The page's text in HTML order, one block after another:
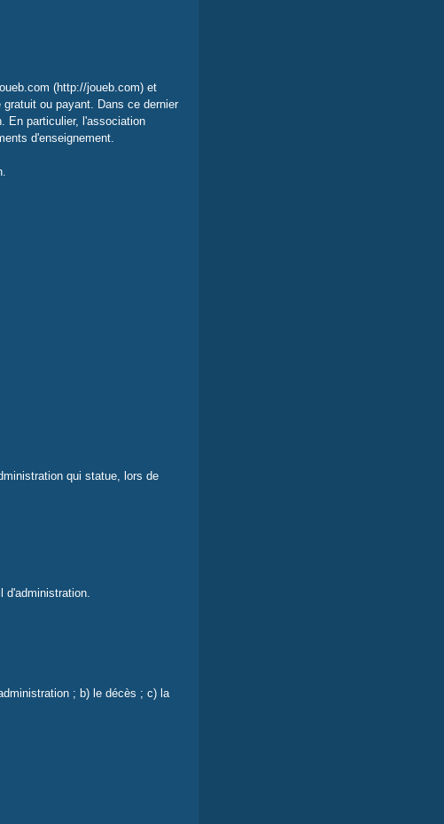
(http://joueb.com) et
ou payant. Dans ce dernier
En particulier, l'association
d'enseignement.
qui statue, lors de
d'administration.
; b) le décès ; c) la